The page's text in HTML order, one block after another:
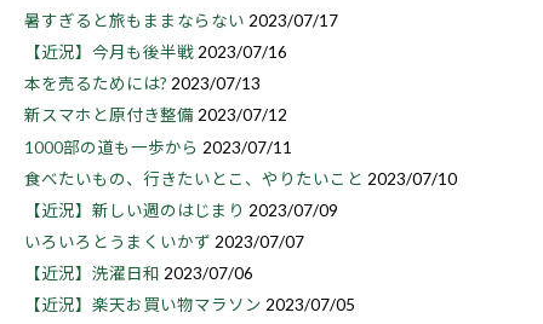
暑すぎると旅もままならない 2023/07/17
【近況】今月も後半戦 2023/07/16
本を売るためには? 2023/07/13
新スマホと原付き整備2023/07/12
1000部の道も一歩から 2023/07/11
食べたいもの、行きたいとこ、やりたいこと 2023/07/10
【近況】新しい週のはじまり 2023/07/09
いろいろとうまくいかず 2023/07/07
【近況】洗濯日和 2023/07/06
【近況】楽天お買い物マラソン 2023/07/05